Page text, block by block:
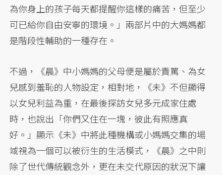
為你身上的孩子每天都提醒你這樣的痛苦，但至少
可已給你自由安寧的環境。」兩部片中的大媽媽都
是階段性輔助的一種存在。
不過，《晨》中小媽媽的父母便是屬於責罵、為女
兒感到羞恥的人物設定，相對地，《未》不但顯得
以女兒利益為重，在最後探訪女兒多元成家住處
時，也說出「你們又住在一塊，彼此有照應真
好。」顯示《未》中將此種機構或小媽媽交集的場
域視為一個可以被衍生的生活模式，《晨》之中則
除了世代傳統觀念外，更在未交代原因的狀況下讓